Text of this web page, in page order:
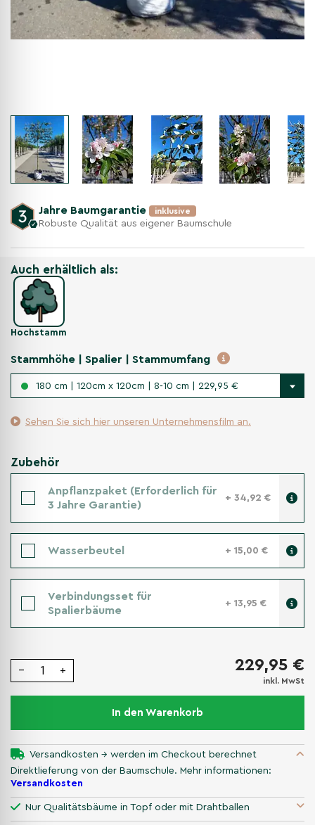
Jahre Baumgarantie inklusive
Robuste Qualität aus eigener Baumschule
Auch erhältlich als:
Hochstamm
Stammhöhe | Spalier | Stammumfang
180 cm | 120cm x 120cm | 8-10 cm | 229,95 €
Sehen Sie sich hier unseren Unternehmensfilm an.
Zubehör
Anpflanzpaket (Erforderlich für
3 Jahre Garantie)
+ 34,92 €
Wasserbeutel + 15,00 €
Verbindungsset für
Spalierbäume
+ 13,95 €
− + 229,95 €
inkl. MwSt
In den Warenkorb
Versandkosten → werden im Checkout berechnet
Direktlieferung von der Baumschule. Mehr informationen:
Versandkosten
Nur Qualitätsbäume in Topf oder mit Drahtballen